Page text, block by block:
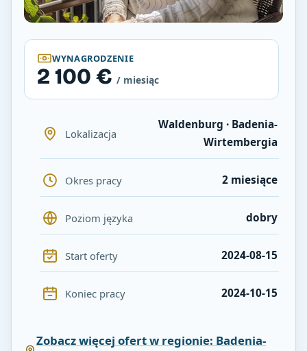
WYNAGRODZENIE
2 100 € / miesiąc
Lokalizacja
Waldenburg · Badenia-
Wirtembergia
Okres pracy 2 miesiące
Poziom języka dobry
Start oferty 2024-08-15
Koniec pracy 2024-10-15
Zobacz więcej ofert w regionie: Badenia-